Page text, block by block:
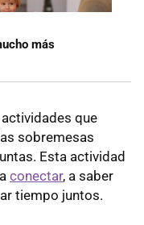
más
actividades que
sobremesas
Esta actividad
conectar, a saber
tiempo juntos.